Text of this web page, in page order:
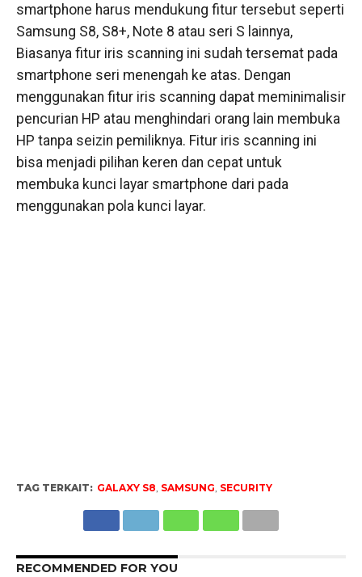
smartphone harus mendukung fitur tersebut seperti
Samsung S8, S8+, Note 8 atau seri S lainnya,
Biasanya fitur iris scanning ini sudah tersemat pada
smartphone seri menengah ke atas. Dengan
menggunakan fitur iris scanning dapat meminimalisir
pencurian HP atau menghindari orang lain membuka
HP tanpa seizin pemiliknya. Fitur iris scanning ini
bisa menjadi pilihan keren dan cepat untuk
membuka kunci layar smartphone dari pada
menggunakan pola kunci layar.
TAG TERKAIT: GALAXY S8 SAMSUNG SECURITY
RECOMMENDED FOR YOU